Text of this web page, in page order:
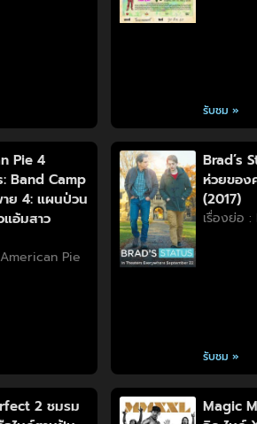
รับชม »
Pie 4
Band Camp
ย 4: แผนป่วน
อ้มสาว
Pie
Brad’s
ห่วยของ
(2017)
เรื่องย่อ :
รับชม »
2 ชมรม
Magic